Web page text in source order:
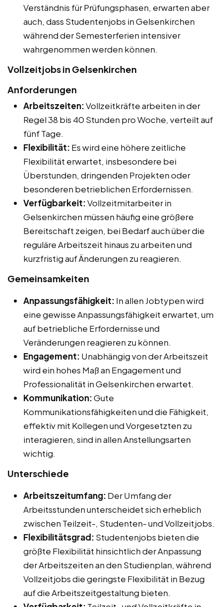
Verständnis für Prüfungsphasen, erwarten aber
auch, dass Studentenjobs in Gelsenkirchen
während der Semesterferien intensiver
wahrgenommen werden können.
Vollzeitjobs in Gelsenkirchen
Anforderungen
Arbeitszeiten:Vollzeitkräfte arbeiten in der
Regel 38 bis 40 Stunden pro Woche, verteilt auf
fünf Tage.
Flexibilität: Es wird eine höhere zeitliche
Flexibilität erwartet, insbesondere bei
Überstunden, dringenden Projekten oder
besonderen betrieblichen Erfordernissen.
Verfügbarkeit:Vollzeitmitarbeiter in
Gelsenkirchen müssen häufig eine größere
Bereitschaft zeigen, bei Bedarf auch über die
reguläre Arbeitszeit hinaus zu arbeiten und
kurzfristig auf Änderungen zu reagieren.
Gemeinsamkeiten
Anpassungsfähigkeit: In allen Jobtypen wird
eine gewisse Anpassungsfähigkeit erwartet, um
auf betriebliche Erfordernisse und
Veränderungen reagieren zu können.
Engagement: Unabhängig von der Arbeitszeit
wird ein hohes Maß an Engagement und
Professionalität in Gelsenkirchen erwartet.
Kommunikation:Gute
Kommunikationsfähigkeiten und die Fähigkeit,
effektiv mit Kollegen und Vorgesetzten zu
interagieren, sind in allen Anstellungsarten
wichtig.
Unterschiede
Arbeitszeitumfang: Der Umfang der
Arbeitsstunden unterscheidet sich erheblich
zwischen Teilzeit-, Studenten- und Vollzeitjobs.
Flexibilitätsgrad: Studentenjobs bieten die
größte Flexibilität hinsichtlich der Anpassung
der Arbeitszeiten an den Studienplan, während
Vollzeitjobs die geringste Flexibilität in Bezug
auf die Arbeitszeitgestaltung bieten.